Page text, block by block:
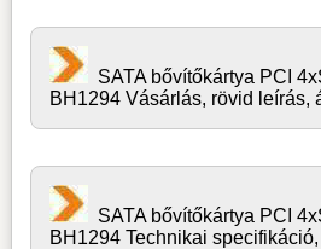
SATA bővítőkártya PCI
BH1294 Vásárlás, rövid leírás,
SATA bővítőkártya PCI
BH1294 Technikai